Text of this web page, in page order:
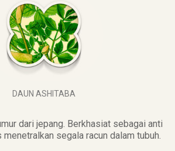
DAUN ASHITABA
dari jepang. Berkhasiat sebagai anti
segala racun dalam tubuh.